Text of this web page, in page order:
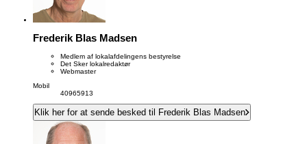
Frederik Blas Madsen
Medlem af lokalafdelingens bestyrelse
Det Sker lokalredaktør
Webmaster
Mobil
40965913
Klik her for at sende besked til Frederik Blas Madsen